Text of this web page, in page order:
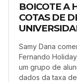
BOICOTE A
COTAS DE
Samy Dana
Fernando
um grupo de
dados da taxa